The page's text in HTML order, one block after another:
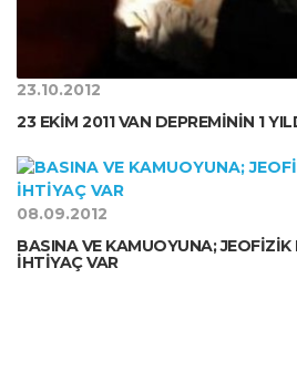
23.10.2012
23 EKİM 2011 VAN DEPREMİNİN 1
08.09.2012
BASINA VE KAMUOYUNA; JEOFİZİK
İHTİYAÇ VAR